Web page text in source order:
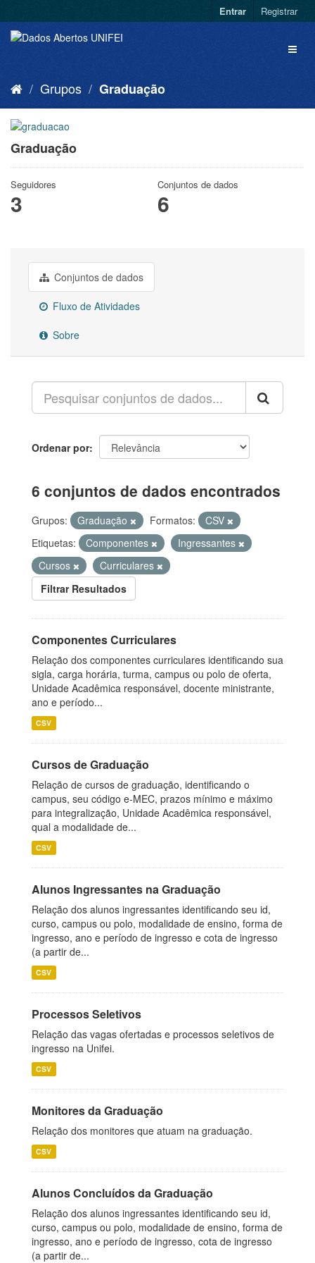
Entrar Registrar
Grupos Graduação
Graduação
Seguidores
3
Conjuntos de dados
6
Conjuntos de dados
Fluxo de Atividades
Sobre
Ordenar por
6 conjuntos de dados encontrados
Grupos: Graduação Formatos:
CSV
Etiquetas:
Componentes
Ingressantes
Cursos
Curriculares
Filtrar Resultados
Componentes Curriculares
Relação dos componentes curriculares identificando sua
sigla, carga horária, turma, campus ou polo de oferta,
Unidade Acadêmica responsável, docente ministrante,
ano e período...
CSV
Cursos de Graduação
Relação de cursos de graduação, identificando o
campus, seu código e-MEC, prazos mínimo e máximo
para integralização, Unidade Acadêmica responsável,
qual a modalidade de...
CSV
Alunos Ingressantes na Graduação
Relação dos alunos ingressantes identificando seu id,
curso, campus ou polo, modalidade de ensino, forma de
ingresso, ano e período de ingresso e cota de ingresso
(a partir de...
CSV
Processos Seletivos
Relação das vagas ofertadas e processos seletivos de
ingresso na Unifei.
CSV
Monitores da Graduação
Relação dos monitores que atuam na graduação.
CSV
Alunos Concluídos da Graduação
Relação dos alunos ingressantes identificando seu id,
curso, campus ou polo, modalidade de ensino, forma de
ingresso, ano e período de ingresso, cota de ingresso
(a partir de...